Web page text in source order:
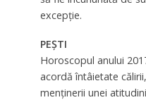
excepţie.
PEȘTI
Horoscopul anului
acordă întâietate
menţinerii unei